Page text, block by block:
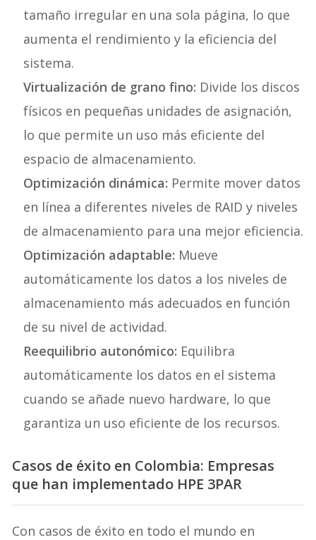
tamaño irregular en una sola página, lo que
aumenta el rendimiento y la eficiencia del
sistema.
Virtualización de grano fino: Divide los discos
físicos en pequeñas unidades de asignación,
lo que permite un uso más eficiente del
espacio de almacenamiento.
Optimización dinámica: Permite mover datos
en línea a diferentes niveles de RAID y niveles
de almacenamiento para una mejor eficiencia.
Optimización adaptable: Mueve
automáticamente los datos a los niveles de
almacenamiento más adecuados en función
de su nivel de actividad.
Reequilibrio autonómico: Equilibra
automáticamente los datos en el sistema
cuando se añade nuevo hardware, lo que
garantiza un uso eficiente de los recursos.
Casos de éxito en Colombia: Empresas
que han implementado HPE 3PAR
Con casos de éxito en todo el mundo en